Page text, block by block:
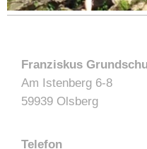
Franziskus
Am Istenberg 6-8
59939 Olsberg
Telefon